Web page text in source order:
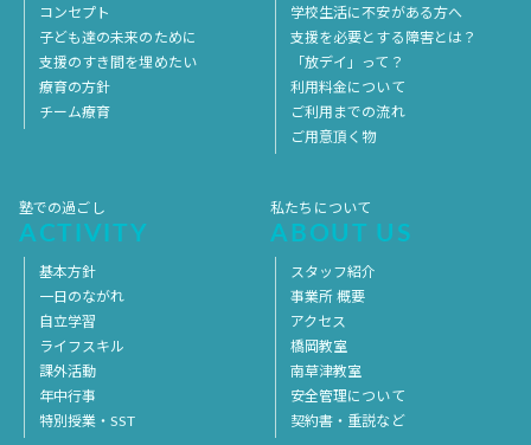
コンセプト
子ども達の未来のために
支援のすき間を埋めたい
療育の方針
チーム療育
学校生活に不安がある方へ
支援を必要とする障害とは？
「放デイ」って？
利用料金について
ご利用までの流れ
ご用意頂く物
塾での過ごし
ACTIVITY
基本方針
一日のながれ
自立学習
ライフスキル
課外活動
年中行事
特別授業・SST
私たちについて
ABOUT US
スタッフ紹介
事業所 概要
アクセス
橋岡教室
南草津教室
安全管理について
契約書・重説など